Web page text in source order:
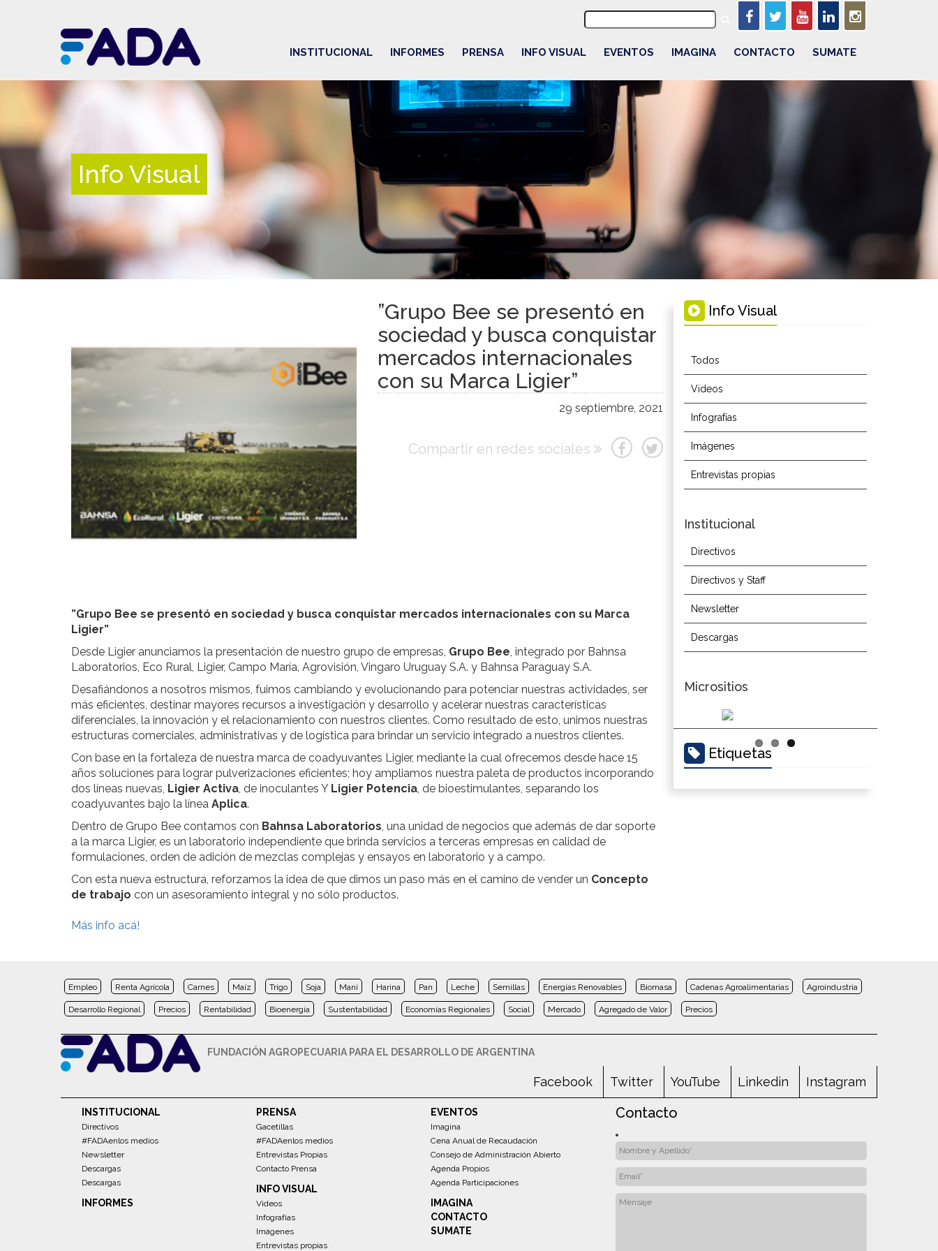
Buscar:
INSTITUCIONAL INFORMES PRENSA INFO VISUAL EVENTOS IMAGINA CONTACTO SUMATE
Info Visual
”Grupo Bee se presentó en
sociedad y busca conquistar
mercados internacionales
con su Marca Ligier”
29 septiembre, 2021
Compartir en redes sociales
”Grupo Bee se presentó en sociedad y busca conquistar mercados internacionales con su Marca
Ligier”
Desde Ligier anunciamos la presentación de nuestro grupo de empresas, Grupo Bee , integrado por Bahnsa
Laboratorios, Eco Rural, Ligier, Campo María, Agrovisión, Vingaro Uruguay S.A. y Bahnsa Paraguay S.A.
Desafiándonos a nosotros mismos, fuimos cambiando y evolucionando para potenciar nuestras actividades, ser
más eficientes, destinar mayores recursos a investigación y desarrollo y acelerar nuestras características
diferenciales, la innovación y el relacionamiento con nuestros clientes. Como resultado de esto, unimos nuestras
estructuras comerciales, administrativas y de logística para brindar un servicio integrado a nuestros clientes.
Con base en la fortaleza de nuestra marca de coadyuvantes Ligier, mediante la cual ofrecemos desde hace 15
años soluciones para lograr pulverizaciones eficientes; hoy ampliamos nuestra paleta de productos incorporando
dos líneas nuevas, Ligier Activa , de inoculantes Y Ligier Potencia , de bioestimulantes, separando los
coadyuvantes bajo la línea Aplica.
Dentro de Grupo Bee contamos con Bahnsa Laboratorios , una unidad de negocios que además de dar soporte
a la marca Ligier, es un laboratorio independiente que brinda servicios a terceras empresas en calidad de
formulaciones, orden de adición de mezclas complejas y ensayos en laboratorio y a campo.
Con esta nueva estructura, reforzamos la idea de que dimos un paso más en el camino de vender un Concepto
de trabajo con un asesoramiento integral y no sólo productos.
Más info acá!
Info Visual
Todos
Videos
Infografías
Imágenes
Entrevistas propias
Institucional
Directivos
Directivos y Staff
Newsletter
Descargas
Micrositios
Etiquetas
Empleo Renta Agrícola Carnes Maíz Trigo Soja Maní Harina Pan Leche Semillas Energías Renovables Biomasa Cadenas Agroalimentarias Agroindustria
Desarrollo Regional Precios Rentabilidad Bioenergía Sustentabilidad Economías Regionales Social Mercado Agregado de Valor Precios
FUNDACIÓN AGROPECUARIA PARA EL DESARROLLO DE ARGENTINA
Facebook Twitter YouTube Linkedin Instagram
INSTITUCIONAL
Directivos
#FADAenlos medios
Newsletter
Descargas
Descargas
INFORMES
PRENSA
Gacetillas
#FADAenlos medios
Entrevistas Propias
Contacto Prensa
INFO VISUAL
Videos
Infografías
Imágenes
Entrevistas propias
EVENTOS
Imagina
Cena Anual de Recaudación
Consejo de Administración Abierto
Agenda Propios
Agenda Participaciones
IMAGINA
CONTACTO
SUMATE
Contacto